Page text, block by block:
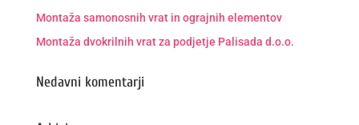
Montaža samonosnih vrat in ograjnih elementov
Montaža dvokrilnih vrat za podjetje Palisada d.o.o.
Nedavni komentarji